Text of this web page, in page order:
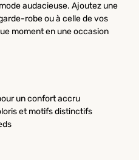
audacieuse. Ajoutez une
robe ou à celle de vos
moment en une occasion
un confort accru
et motifs distinctifs